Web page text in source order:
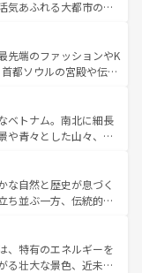
てがハワイの魅力を彩
。
フェやワイン、オージ
、サーフィンやダイ
ア好きにはたまらな
存分に味わいつくそ
気あふれる大都市の台
部など、都市の喧騒
れる人に新しい発見と
深い台湾の食文化も魅
ラエティ豊かな料理
報は コンテンツ一覧を参
先端のファッションやK
都ソウルの宮殿や伝統
然美を楽しむことが
品のストリートフード
いる。夜には、韓国な
魅力を心ゆくまで味
新着の韓国情報はコンテンツ一
ベトナム。南北に細長
や青々とした山々、世
イの古い町並みやホ
物も、独特の雰囲気を
の豊かさとおいしさで
コーヒーなどは、ぜ
れてもあたたかい人々
と忘れられない旅にな
な自然と歴史が息づく
ち並ぶ一方、伝統的な
ンマイなどの山岳地
ケットやクラビの美し
とができる。タイ料理
、特有のエネルギーを
る壮大な景色、近未来